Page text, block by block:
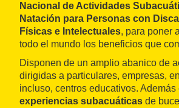
Nacional de Actividades
Natación para Personas con
Físicas e Intelectuales, para poner
todo el mundo los beneficios que
Disponen de un amplio abanico de
dirigidas a particulares, empresas,
incluso, centros educativos. Además
experiencias subacuáticas de